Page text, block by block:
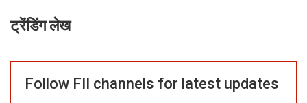
ट्रेंडिंग लेख
Follow FII channels for latest updates